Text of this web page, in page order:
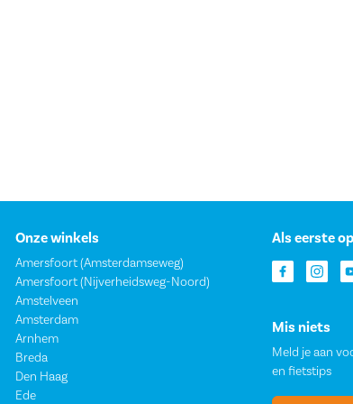
Onze winkels
Amersfoort (Amsterdamseweg)
Amersfoort (Nijverheidsweg-Noord)
Amstelveen
Amsterdam
Arnhem
Breda
Den Haag
Ede
Als eerste
Mis niets
Meld je aan
en fietstips